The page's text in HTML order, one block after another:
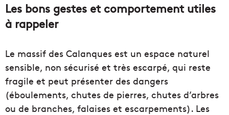
Les bons gestes et comportement utiles
à rappeler
Le massif des Calanques est un espace naturel
sensible, non sécurisé et très escarpé, qui reste
fragile et peut présenter des dangers
(éboulements, chutes de pierres, chutes d’arbres
ou de branches, falaises et escarpements). Les